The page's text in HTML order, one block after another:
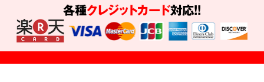
各種クレジットカード対応!!